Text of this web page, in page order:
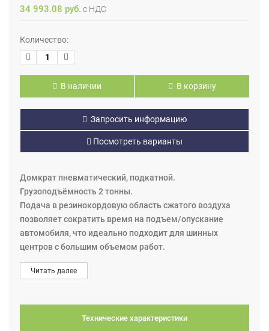
34 993.08 руб. с НДС
Количество:
В наличии В корзину
Запросить информацию
Посмотреть варианты
Домкрат пневматический, подкатной.
Грузоподъёмность 2 тонны.
Подача в резинокордовую область сжатого воздуха
позволяет сократить время на подъем/опускание
автомобиля, что идеально подходит для шинных
центров с большим объемом работ.
Внутри домкрата находится телескопический
стабилизатор, который позволяет безопасно
Благодаря клапану принудительного сжатия позволяет
Читать далее
Технические характеристики